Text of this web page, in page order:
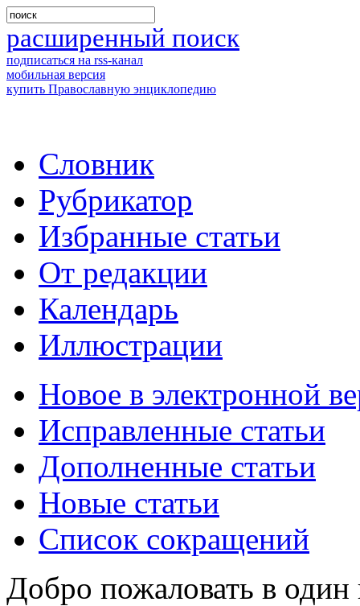
расширенный поиск
подписаться на rss-канал
мобильная версия
купить Православную энциклопедию
Словник
Рубрикатор
Избранные статьи
От редакции
Календарь
Иллюстрации
Новое в электронной
Исправленные статьи
Дополненные статьи
Новые статьи
Список сокращений
Добро пожаловать в